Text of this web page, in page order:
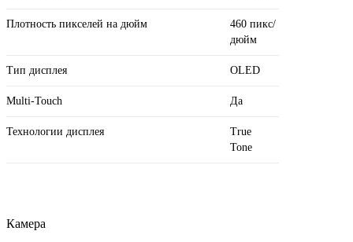
Плотность пикселей на дюйм
460 пикс/
дюйм
Тип дисплея OLED
Multi-Touch Да
Технологии дисплея
True
Tone
Камера